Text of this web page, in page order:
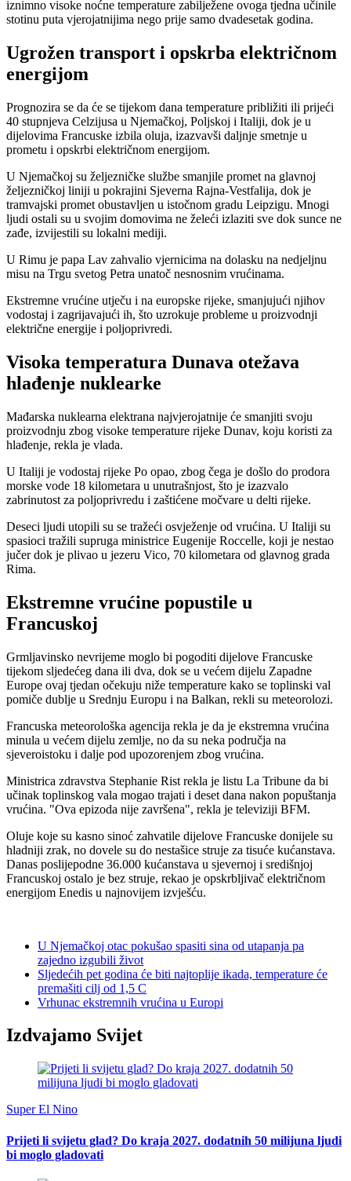
iznimno visoke noćne temperature zabilježene ovoga tjedna učinile
stotinu puta vjerojatnijima nego prije samo dvadesetak godina.
Ugrožen transport i opskrba električnom
energijom
Prognozira se da će se tijekom dana temperature približiti ili prijeći
40 stupnjeva Celzijusa u Njemačkoj, Poljskoj i Italiji, dok je u
dijelovima Francuske izbila oluja, izazvavši daljnje smetnje u
prometu i opskrbi električnom energijom.
U Njemačkoj su željezničke službe smanjile promet na glavnoj
željezničkoj liniji u pokrajini Sjeverna Rajna-Vestfalija, dok je
tramvajski promet obustavljen u istočnom gradu Leipzigu. Mnogi
ljudi ostali su u svojim domovima ne želeći izlaziti sve dok sunce ne
zađe, izvijestili su lokalni mediji.
U Rimu je papa Lav zahvalio vjernicima na dolasku na nedjeljnu
misu na Trgu svetog Petra unatoč nesnosnim vrućinama.
Ekstremne vrućine utječu i na europske rijeke, smanjujući njihov
vodostaj i zagrijavajući ih, što uzrokuje probleme u proizvodnji
električne energije i poljoprivredi.
Visoka temperatura Dunava otežava
hlađenje nuklearke
Mađarska nuklearna elektrana najvjerojatnije će smanjiti svoju
proizvodnju zbog visoke temperature rijeke Dunav, koju koristi za
hlađenje, rekla je vlada.
U Italiji je vodostaj rijeke Po opao, zbog čega je došlo do prodora
morske vode 18 kilometara u unutrašnjost, što je izazvalo
zabrinutost za poljoprivredu i zaštićene močvare u delti rijeke.
Deseci ljudi utopili su se tražeći osvježenje od vrućina. U Italiji su
spasioci tražili supruga ministrice Eugenije Roccelle, koji je nestao
jučer dok je plivao u jezeru Vico, 70 kilometara od glavnog grada
Rima.
Ekstremne vrućine popustile u
Francuskoj
Grmljavinsko nevrijeme moglo bi pogoditi dijelove Francuske
tijekom sljedećeg dana ili dva, dok se u većem dijelu Zapadne
Europe ovaj tjedan očekuju niže temperature kako se toplinski val
pomiče dublje u Srednju Europu i na Balkan, rekli su meteorolozi.
Francuska meteorološka agencija rekla je da je ekstremna vrućina
minula u većem dijelu zemlje, no da su neka područja na
sjeveroistoku i dalje pod upozorenjem zbog vrućina.
Ministrica zdravstva Stephanie Rist rekla je listu La Tribune da bi
učinak toplinskog vala mogao trajati i deset dana nakon popuštanja
vrućina. "Ova epizoda nije završena", rekla je televiziji BFM.
Oluje koje su kasno sinoć zahvatile dijelove Francuske donijele su
hladniji zrak, no dovele su do nestašice struje za tisuće kućanstava.
Danas poslijepodne 36.000 kućanstava u sjevernoj i središnjoj
Francuskoj ostalo je bez struje, rekao je opskrbljivač električnom
energijom Enedis u najnovijem izvješću.
U Njemačkoj otac pokušao spasiti sina od utapanja pa
zajedno izgubili život
Sljedećih pet godina će biti najtoplije ikada, temperature će
premašiti cilj od 1,5 C
Vrhunac ekstremnih vrućina u Europi
Izdvajamo Svijet
Super El Nino
Prijeti li svijetu glad? Do kraja 2027. dodatnih 50 milijuna ljudi
bi moglo gladovati